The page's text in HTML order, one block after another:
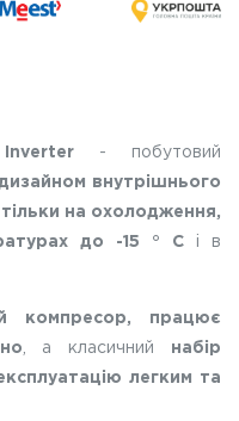
- побутовий
внутрішнього
на охолодження,
до -15 ° C і в
компресор, працює
, а класичний набір
легким та